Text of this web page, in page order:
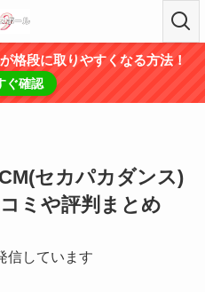
格段に取りやすくなる方法！
ぐ確認
セカパカダンス)
ミや評判まとめ
信しています